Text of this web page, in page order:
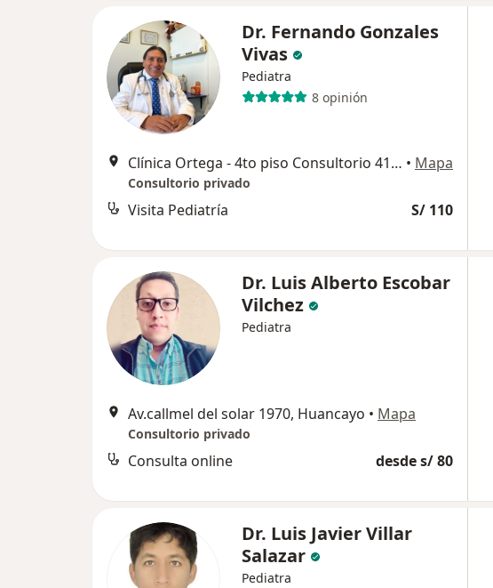
Dr. Fernando Gonzales
Vivas
Pediatra
8 opinión
Clínica Ortega - 4to piso Consultorio 412B, Huancayo, Peru, Huancayo • Mapa
Consultorio privado
Visita Pediatría S/ 110
Dr. Luis Alberto Escobar
Vilchez
Pediatra
Av.callmel del solar 1970, Huancayo • Mapa
Consultorio privado
Consulta online desde s/ 80
Dr. Luis Javier Villar
Salazar
Pediatra